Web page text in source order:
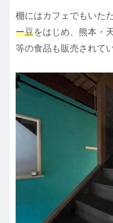
棚にはカフェでもいた
ー豆をはじめ、熊本・
等の食品も販売されて